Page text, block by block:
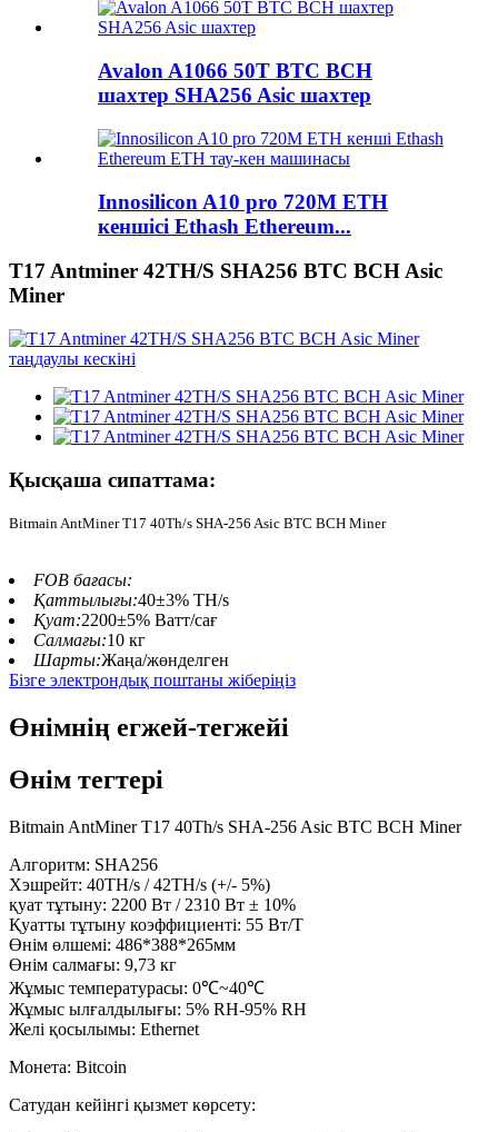
Avalon A1066 50T BTC BCH
шахтер SHA256 Asic шахтер
Innosilicon A10 pro 720M ETH
кеншісі Ethash Ethereum...
T17 Antminer 42TH/S SHA256 BTC BCH Asic
Miner
Қысқаша сипаттама:
Bitmain AntMiner T17 40Th/s SHA-256 Asic BTC BCH Miner
FOB бағасы:
Қаттылығы:40±3% TH/s
Қуат:2200±5% Ватт/сағ
Салмағы:10 кг
Шарты:Жаңа/жөнделген
Бізге электрондық поштаны жіберіңіз
Өнімнің егжей-тегжейі
Өнім тегтері
Bitmain AntMiner T17 40Th/s SHA-256 Asic BTC BCH Miner
Алгоритм: SHA256
Хэшрейт: 40TH/s / 42TH/s (+/- 5%)
қуат тұтыну: 2200 Вт / 2310 Вт ± 10%
Қуатты тұтыну коэффициенті: 55 Вт/Т
Өнім өлшемі: 486*388*265мм
Өнім салмағы: 9,73 кг
Жұмыс температурасы: 0℃~40℃
Жұмыс ылғалдылығы: 5% RH-95% RH
Желі қосылымы: Ethernet
Монета: Bitcoin
Сатудан кейінгі қызмет көрсету: